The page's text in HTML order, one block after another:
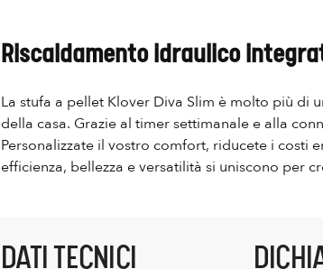
Riscaldamento idraulico
La stufa a pellet Klover Diva Slim è molto più di
della casa. Grazie al timer settimanale e alla
Personalizzate il vostro comfort, riducete i costi
efficienza, bellezza e versatilità si uniscono per
DATI TECNICI